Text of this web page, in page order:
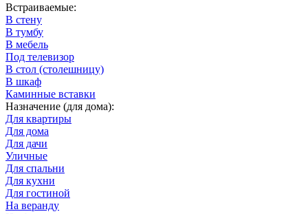
Встраиваемые:
В стену
В тумбу
В мебель
Под телевизор
В стол (столешницу)
В шкаф
Каминные вставки
Назначение (для дома):
Для квартиры
Для дома
Для дачи
Уличные
Для спальни
Для кухни
Для гостиной
На веранду